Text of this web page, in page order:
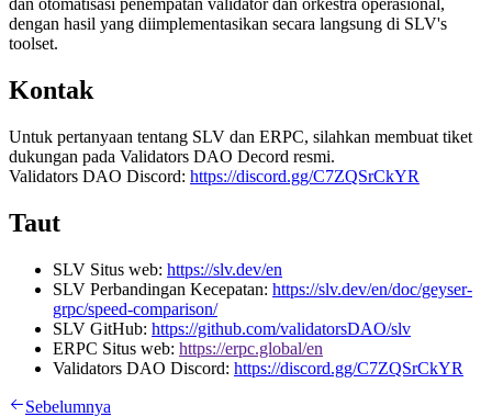
dan otomatisasi penempatan validator dan orkestra operasional,
dengan hasil yang diimplementasikan secara langsung di SLV's
toolset.
Kontak
Untuk pertanyaan tentang SLV dan ERPC, silahkan membuat tiket
dukungan pada Validators DAO Decord resmi.
Validators DAO Discord: https://discord.gg/C7ZQSrCkYR
Taut
SLV Situs web: https://slv.dev/en
SLV Perbandingan Kecepatan: https://slv.dev/en/doc/geyser-
grpc/speed-comparison/
SLV GitHub: https://github.com/validatorsDAO/slv
ERPC Situs web: https://erpc.global/en
Validators DAO Discord: https://discord.gg/C7ZQSrCkYR
Sebelumnya